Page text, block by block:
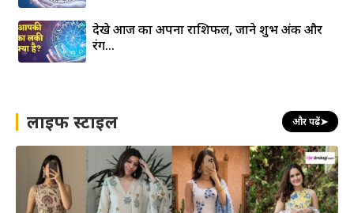
देखे आज का अपना राशिफल, जाने शुभ अंक और
रंग…
लाइफ स्टाइल और पढ़ें➤